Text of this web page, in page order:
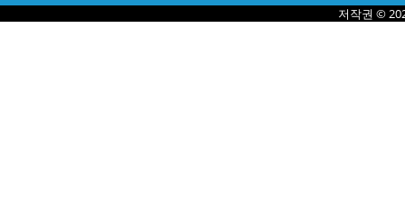
저작권 ©